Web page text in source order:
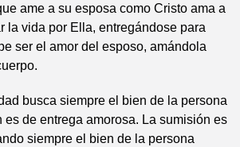
ame a su esposa como Cristo ama a
la vida por Ella, entregándose para
ser el amor del esposo, amándola
busca siempre el bien de la persona
es de entrega amorosa. La sumisión es
siempre el bien de la persona